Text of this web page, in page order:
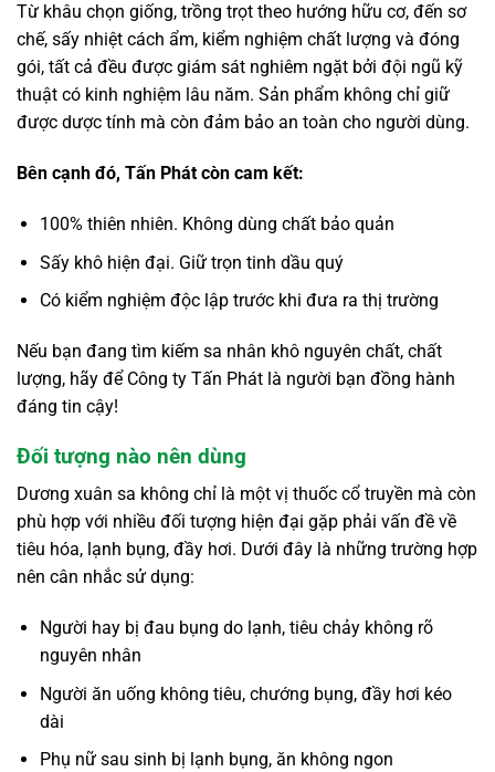
Từ khâu chọn giống, trồng trọt theo hướng hữu cơ, đến sơ
chế, sấy nhiệt cách ẩm, kiểm nghiệm chất lượng và đóng
gói, tất cả đều được giám sát nghiêm ngặt bởi đội ngũ kỹ
thuật có kinh nghiệm lâu năm. Sản phẩm không chỉ giữ
được dược tính mà còn đảm bảo an toàn cho người dùng.
Bên cạnh đó, Tấn Phát còn cam kết:
100% thiên nhiên. Không dùng chất bảo quản
Sấy khô hiện đại. Giữ trọn tinh dầu quý
Có kiểm nghiệm độc lập trước khi đưa ra thị trường
Nếu bạn đang tìm kiếm sa nhân khô nguyên chất, chất
lượng, hãy để Công ty Tấn Phát là người bạn đồng hành
đáng tin cậy!
Đối tượng nào nên dùng
Dương xuân sa không chỉ là một vị thuốc cổ truyền mà còn
phù hợp với nhiều đối tượng hiện đại gặp phải vấn đề về
tiêu hóa, lạnh bụng, đầy hơi. Dưới đây là những trường hợp
nên cân nhắc sử dụng:
Người hay bị đau bụng do lạnh, tiêu chảy không rõ
nguyên nhân
Người ăn uống không tiêu, chướng bụng, đầy hơi kéo
dài
Phụ nữ sau sinh bị lạnh bụng, ăn không ngon